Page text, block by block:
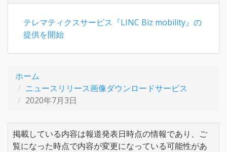
テレマティクスサービス『LINC Biz mobility』の
提供を開始
ホーム
ニュースリリース画像ダウンロードサービス
2020年7月3日
掲載している内容は報道発表日時点の情報であり、ご
覧になった時点で内容が変更になっている可能性があ